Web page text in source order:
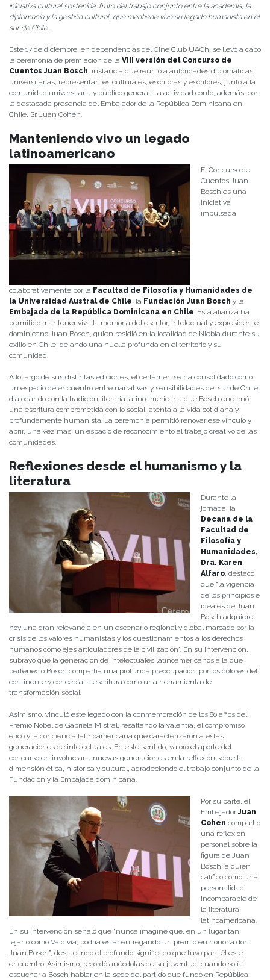
iniciativa cultural sostenida, fruto del trabajo conjunto entre la academia, la
diplomacia y la gestión cultural, que mantiene vivo su legado humanista en el
sur de Chile.
Este 17 de diciembre, en dependencias del Cine Club UACh, se llevó a cabo
la ceremonia de premiación de la VIII versión del Concurso de
Cuentos Juan Bosch , instancia que reunió a autoridades diplomáticas,
universitarias, representantes culturales, escritoras y escritores, junto a la
comunidad universitaria y público general. La actividad contó, además, con
la destacada presencia del Embajador de la República Dominicana en
Chile, Sr. Juan Cohen.
Manteniendo vivo un legado
latinoamericano
El Concurso de
Cuentos Juan
Bosch es una
iniciativa
impulsada
colaborativamente por la Facultad de Filosofía y Humanidades de
la Universidad Austral de Chile , la Fundación Juan Bosch y la
Embajada de la República Dominicana en Chile . Esta alianza ha
permitido mantener viva la memoria del escritor, intelectual y expresidente
dominicano Juan Bosch, quien residió en la localidad de Niebla durante su
exilio en Chile, dejando una huella profunda en el territorio y su
comunidad.
A lo largo de sus distintas ediciones, el certamen se ha consolidado como
un espacio de encuentro entre narrativas y sensibilidades del sur de Chile,
dialogando con la tradición literaria latinoamericana que Bosch encarnó:
una escritura comprometida con lo social, atenta a la vida cotidiana y
profundamente humanista. La ceremonia permitió renovar ese vínculo y
abrir, una vez más, un espacio de reconocimiento al trabajo creativo de las
comunidades.
Reflexiones desde el humanismo y la
literatura
Durante la
jornada, la
Decana de la
Facultad de
Filosofía y
Humanidades,
Dra. Karen
Alfaro , destacó
que “la vigencia
de los principios e
ideales de Juan
Bosch adquiere
hoy una gran relevancia en un escenario regional y global marcado por la
crisis de los valores humanistas y los cuestionamientos a los derechos
humanos como ejes articuladores de la civilización”. En su intervención,
subrayó que la generación de intelectuales latinoamericanos a la que
perteneció Bosch compartía una profunda preocupación por los dolores del
continente y concebía la escritura como una herramienta de
transformación social.
Asimismo, vinculó este legado con la conmemoración de los 80 años del
Premio Nobel de Gabriela Mistral, resaltando la valentía, el compromiso
ético y la conciencia latinoamericana que caracterizaron a estas
generaciones de intelectuales. En este sentido, valoró el aporte del
concurso en involucrar a nuevas generaciones en la reflexión sobre la
dimensión ética, histórica y cultural, agradeciendo el trabajo conjunto de la
Fundación y la Embajada dominicana.
Por su parte, el
Embajador Juan
Cohen compartió
una reflexión
personal sobre la
figura de Juan
Bosch, a quien
calificó como una
personalidad
incomparable de
la literatura
latinoamericana.
En su intervención señaló que “nunca imaginé que, en un lugar tan
lejano como Valdivia, podría estar entregando un premio en honor a don
Juan Bosch”, destacando el profundo significado que tuvo para él este
encuentro. Asimismo, recordó anécdotas de su juventud, cuando solía
escuchar a Bosch hablar en la sede del partido que fundó en República